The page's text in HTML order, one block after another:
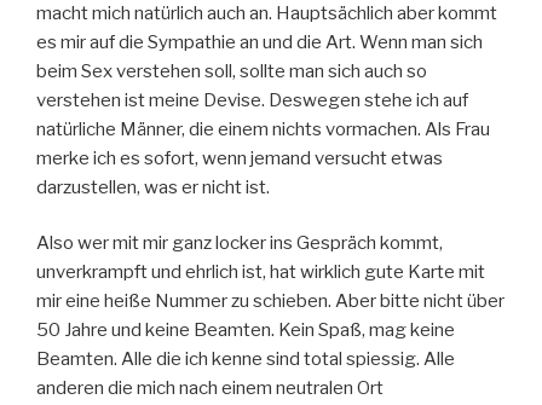
macht mich natürlich auch an. Hauptsächlich aber kommt
es mir auf die Sympathie an und die Art. Wenn man sich
beim Sex verstehen soll, sollte man sich auch so
verstehen ist meine Devise. Deswegen stehe ich auf
natürliche Männer, die einem nichts vormachen. Als Frau
merke ich es sofort, wenn jemand versucht etwas
darzustellen, was er nicht ist.
Also wer mit mir ganz locker ins Gespräch kommt,
unverkrampft und ehrlich ist, hat wirklich gute Karte mit
mir eine heiße Nummer zu schieben. Aber bitte nicht über
50 Jahre und keine Beamten. Kein Spaß, mag keine
Beamten. Alle die ich kenne sind total spiessig. Alle
anderen die mich nach einem neutralen Ort